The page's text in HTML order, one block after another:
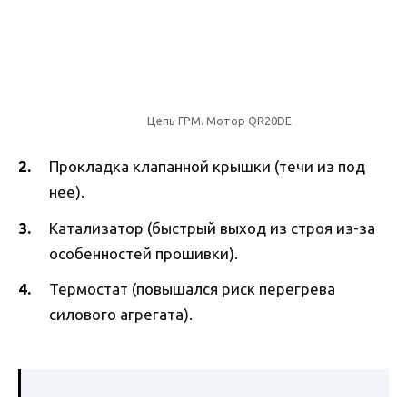
Цепь ГРМ. Мотор QR20DE
Прокладка клапанной крышки (течи из под
нее).
Катализатор (быстрый выход из строя из-за
особенностей прошивки).
Термостат (повышался риск перегрева
силового агрегата).